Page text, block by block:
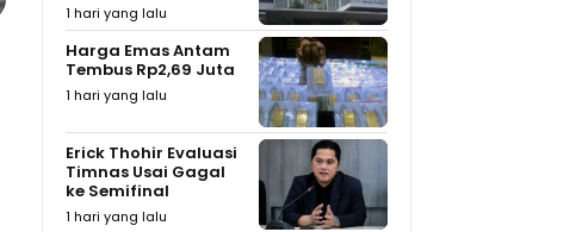
1 hari yang lalu
Harga Emas Antam
Tembus Rp2,69 Juta
1 hari yang lalu
Erick Thohir Evaluasi
Timnas Usai Gagal
ke Semifinal
1 hari yang lalu